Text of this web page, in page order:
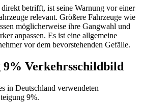
betrifft, ist seine Warnung vor einer
relevant. Größere Fahrzeuge wie
möglicherweise ihre Gangwahl und
anpassen. Es ist eine allgemeine
vor dem bevorstehenden Gefälle.
9% Verkehrsschildbild
in Deutschland verwendeten
9%.